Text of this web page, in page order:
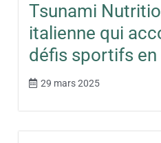
Tsunami
italienne qui
défis sportifs en
29 mars 2025